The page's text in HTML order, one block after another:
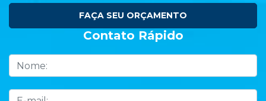
FAÇA SEU ORÇAMENTO
Contato Rápido